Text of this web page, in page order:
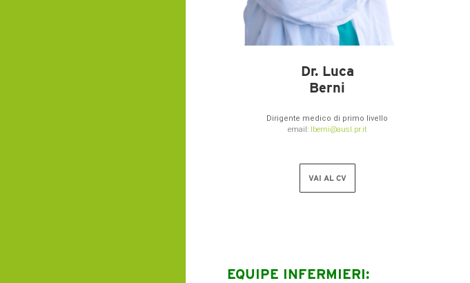
Dr. Luca
Berni
Dirigente medico di primo livello
email:
lberni@ausl.pr.it
VAI AL CV
EQUIPE INFERMIERI: